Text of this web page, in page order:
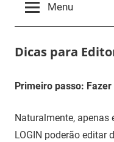
Menu
Dicas para
Primeiro passo:
Naturalmente,
LOGIN poderão editar